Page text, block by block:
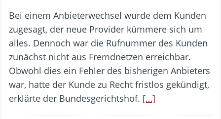
Bei einem Anbieterwechsel wurde dem Kunden
zugesagt, der neue Provider kümmere sich um
alles. Dennoch war die Rufnummer des Kunden
zunächst nicht aus Fremdnetzen erreichbar.
Obwohl dies ein Fehler des bisherigen Anbieters
war, hatte der Kunde zu Recht fristlos gekündigt,
erklärte der Bundesgerichtshof. […]